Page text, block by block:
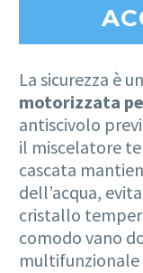
La sicurezza è
motorizzata
antiscivolo
il miscelatore
cascata
dell’acqua,
cristallo
comodo vano
multifunzionale